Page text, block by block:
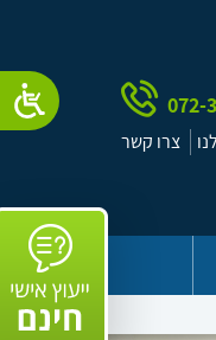
072-
צרו קשר